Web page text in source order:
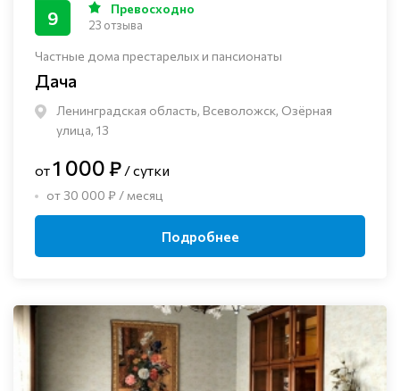
Частные дома престарелых и пансионаты
Дача
Ленинградская область, Всеволожск, Озёрная
улица, 13
9 Превосходно
23 отзыва
от1 000 ₽ / сутки
от 30 000 ₽ / месяц
Подробнее